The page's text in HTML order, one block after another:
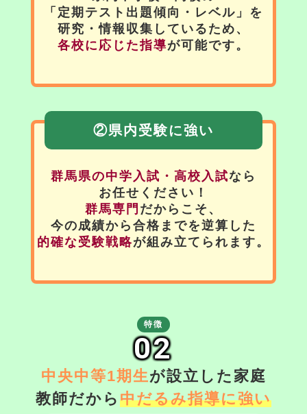
「定期テスト出題傾向・レベル」を
研究・情報収集しているため、
各校に応じた指導が可能です。
②県内受験に強い
群馬県の中学入試・高校入試なら
お任せください！
群馬専門 だからこそ、
今の成績から合格までを逆算した
的確な受験戦略が組み立てられます。
特徴
02
中央中等1期生が設立した家庭
教師だから 中だるみ指導に強い